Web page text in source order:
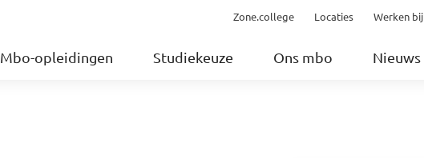
Zone.college Locaties Werken bij
Mbo-opleidingen Studiekeuze Ons mbo Nieuws